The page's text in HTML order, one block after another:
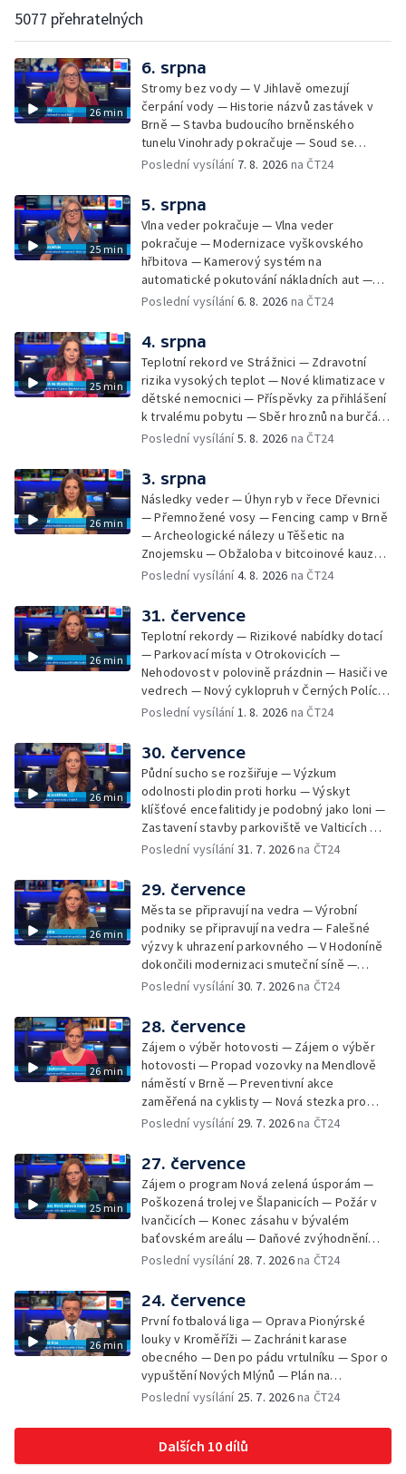
5077 přehratelných
26 min
6. srpna
Stromy bez vody — V Jihlavě omezují
čerpání vody — Historie názvů zastávek v
Brně — Stavba budoucího brněnského
tunelu Vinohrady pokračuje — Soud se
žhářem zlínského baru — Odložení bourání
Czech Rally Zlín — Začal 7. ročník festivalu
Pop Messe — Přestavba mostu v Hodoníně
— Fenomén památníčků
Poslední vysílání 7. 8. 2026 na ČT24
25 min
5. srpna
Vlna veder pokračuje — Vlna veder
pokračuje — Modernizace vyškovského
hřbitova — Kamerový systém na
automatické pokutování nákladních aut —
Demolice vyhořelé budovy ve Zlíně — Případ
stadionu na Vyškovsku — Výstraha před
bouřkami — Brno hostí Mezinárodní kytarový
festival — Očkování po kousnutí netopýrem
Poslední vysílání6. 8. 2026 na ČT24
25 min
4. srpna
Teplotní rekord ve Strážnici — Zdravotní
rizika vysokých teplot — Nové klimatizace v
dětské nemocnici — Příspěvky za přihlášení
k trvalému pobytu — Sběr hroznů na burčák
— Dokončení oprav vedení — Skončil termín
vody v obcích — Vyschlá koryta potoků —
Sdílení strážníků na Brněnsku
Poslední vysílání5. 8. 2026 na ČT24
26 min
3. srpna
Následky veder — Úhyn ryb v řece Dřevnici
— Přemnožené vosy — Fencing camp v Brně
— Archeologické nálezy u Těšetic na
Znojemsku — Obžaloba v bitcoinové kauze
— Přestavba silnice přes Bzenec na
Zašové — Letní opravy divadel — Český hlas
ve vesmíru
Poslední vysílání4. 8. 2026 na ČT24
26 min
31. července
Teplotní rekordy — Rizikové nabídky dotací
— Parkovací místa v Otrokovicích —
Nehodovost v polovině prázdnin — Hasiči ve
vedrech — Nový cyklopruh v Černých Polích
— Květinová výstava ve Věžkách
Poslední vysílání1. 8. 2026 na ČT24
26 min
30. července
Půdní sucho se rozšiřuje — Výzkum
odolnosti plodin proti horku — Výskyt
klíšťové encefalitidy je podobný jako loni —
Zastavení stavby parkoviště ve Valticích —
Spor o lokalitu lesa v Rožnově pod
organismus — Kybernetický incident na
Masarykově univerzitě — Slavnostní
vyřazení absolventů Univerzity obran —
Letní kurzy umění pro mladé — Mobilní
kurníky pomáhají na poli
Poslední vysílání31. 7. 2026na ČT24
26 min
29. července
Města se připravují na vedra — Výrobní
podniky se připravují na vedra — Falešné
výzvy k uhrazení parkovného — V Hodoníně
dokončili modernizaci smuteční síně —
Chybějící toalety u dětských hřišť —
bývalého nákupního domu Letná — Končí 52.
ročník Letní filmové školy — 3. ročník
komunitní akce Stůl ve středu — Cesta na
podporu paliativní péče
Poslední vysílání30. 7. 2026na ČT24
26 min
28. července
Zájem o výběr hotovosti — Zájem o výběr
hotovosti — Propad vozovky na Mendlově
náměstí v Brně — Preventivní akce
zaměřená na cyklisty — Nová stezka pro
cyklisty na Zlínsku — Letecká linka mezi
pozorovat zatmění Slunce — Den AČFK na
Letní filmové škole — Milan Uhde slaví 90 let
— Rekonstrukce vojenského srubu
Poslední vysílání 29. 7. 2026na ČT24
25 min
27. července
Zájem o program Nová zelená úsporám —
Poškozená trolej ve Šlapanicích — Požár v
Ivančicích — Konec zásahu v bývalém
baťovském areálu — Daňové zvýhodnění
vína — Výhružky na magistrátu v Olomouci —
Brněnské týmy v první fotbalové lize —
Chystaná rekonstrukce bývalé věznice —
Nový seriál pro děti
Poslední vysílání 28. 7. 2026na ČT24
26 min
24. července
První fotbalová liga — Oprava Pionýrské
louky v Kroměříži — Zachránit karase
obecného — Den po pádu vrtulníku — Spor o
vypuštění Nových Mlýnů — Plán na
odstranění ohořelé budovy — 52. ročník
samostatné továrny
Poslední vysílání 25. 7. 2026na ČT24
Dalších 10 dílů